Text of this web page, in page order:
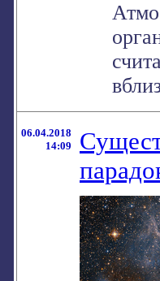
06.04.2018
14:09